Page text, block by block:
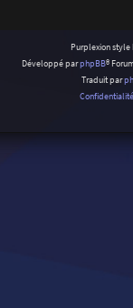
Purplexion style
Développé parphpBB®
Traduit par
Confidentialité